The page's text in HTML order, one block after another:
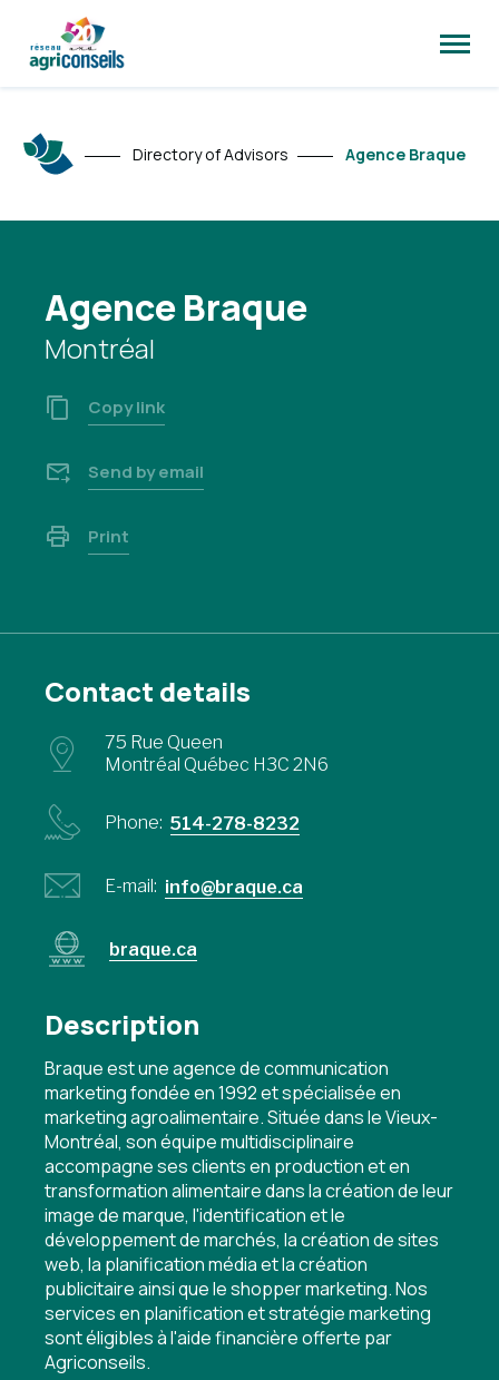
site
Directory of Advisors Agence Braque
Agence Braque
Montréal
Copy link
Send by email
Print
Contact details
75 Rue Queen
Montréal Québec H3C 2N6
Phone: 514-278-8232
E-mail: info@braque.ca
braque.ca
Description
Braque est une agence de communication
marketing fondée en 1992 et spécialisée en
marketing agroalimentaire. Située dans le Vieux-
Montréal, son équipe multidisciplinaire
accompagne ses clients en production et en
transformation alimentaire dans la création de leur
image de marque, l'identification et le
développement de marchés, la création de sites
web, la planification média et la création
publicitaire ainsi que le shopper marketing. Nos
services en planification et stratégie marketing
sont éligibles à l'aide financière offerte par
Agriconseils.